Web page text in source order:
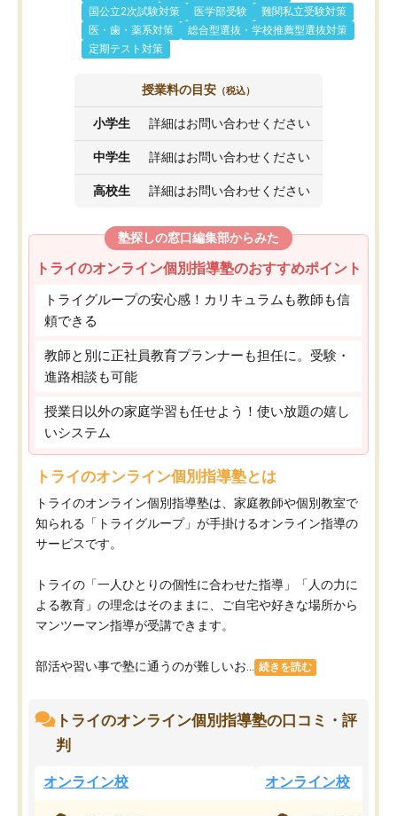
国公立2次試験対策
医学部受験
難関私立受験対策
医・歯・薬系対策
総合型選抜・学校推薦型選抜対策
定期テスト対策
授業料の目安 （税込）
小学生 詳細はお問い合わせください
中学生 詳細はお問い合わせください
高校生 詳細はお問い合わせください
塾探しの窓口編集部からみた
トライのオンライン個別指導塾のおすすめポイント
トライグループの安心感！カリキュラムも教師も信
頼できる
教師と別に正社員教育プランナーも担任に。受験・
進路相談も可能
授業日以外の家庭学習も任せよう！使い放題の嬉し
いシステム
トライのオンライン個別指導塾とは
トライのオンライン個別指導塾は、家庭教師や個別教室で
知られる「トライグループ」が手掛けるオンライン指導の
サービスです。
トライの「一人ひとりの個性に合わせた指導」「人の力に
よる教育」の理念はそのままに、ご自宅や好きな場所から
マンツーマン指導が受講できます。
部活や習い事で塾に通うのが難しいお... 続きを読む
トライのオンライン個別指導塾の口コミ・評
判
オンライン校 オンライン校